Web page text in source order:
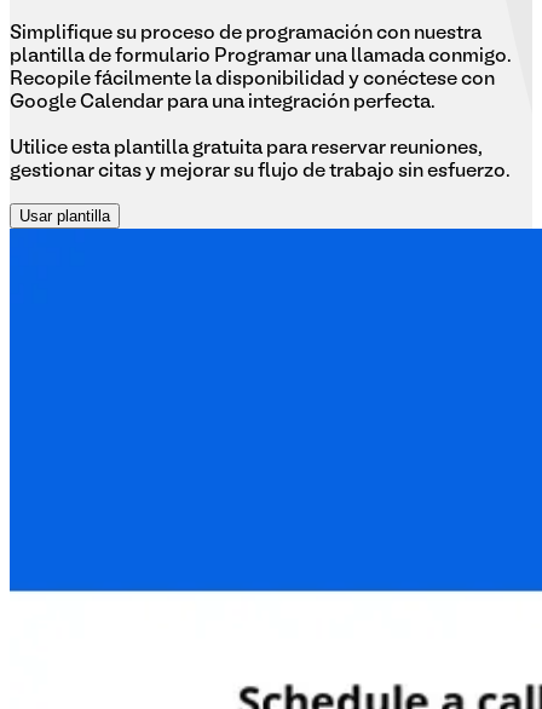
Simplifique su proceso de programación con nuestra
plantilla de formulario Programar una llamada conmigo.
Recopile fácilmente la disponibilidad y conéctese con
Google Calendar para una integración perfecta.
Utilice esta plantilla gratuita para reservar reuniones,
gestionar citas y mejorar su flujo de trabajo sin esfuerzo.
Usar plantilla